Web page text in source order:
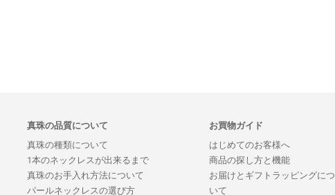
真珠の品質について
真珠の種類について
1本のネックレスが出来るまで
真珠のお手入れ方法について
パールネックレスの選び方
お買物ガイド
はじめてのお客様へ
商品の探し方と機能
お届けとギフトラッピングにつ
いて